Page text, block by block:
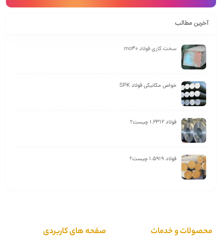
آخرین مطالب
سخت کاری فولاد mo40
خواص مکانیکی فولاد SPK
فولاد 1.2312 چیست؟
فولاد 1.5919 چیست؟
محصولات و خدمات صفحه های کاربردی